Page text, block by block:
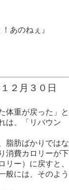
あのねぇ』
２月３０日
体重が戻った」と
は、「リバウン
脂肪ばかりではな
消費カロリーが下
リー）に戻すと、
般には、そのよう